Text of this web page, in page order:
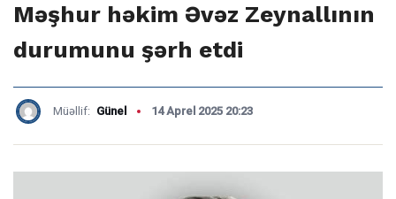
Məşhur həkim Əvəz Zeynallının
durumunu şərh etdi
Müəllif: Günel 14 Aprel 2025 20:23